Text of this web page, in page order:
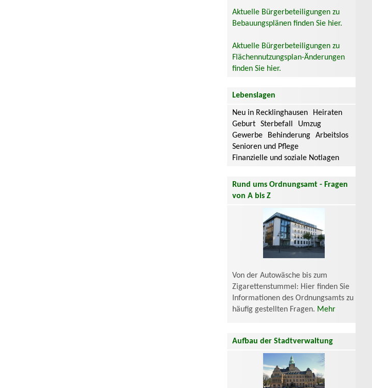
Aktuelle Bürgerbeteiligungen zu
Bebauungsplänen finden Sie hier.
Aktuelle Bürgerbeteiligungen zu
Flächennutzungsplan-Änderungen
finden Sie hier.
Lebenslagen
Neu in Recklinghausen
Heiraten
Geburt
Sterbefall
Umzug
Gewerbe
Behinderung
Arbeitslos
Senioren und Pflege
Finanzielle und soziale Notlagen
Rund ums Ordnungsamt - Fragen
von A bis Z
Von der Autowäsche bis zum
Zigarettenstummel: Hier finden Sie
Informationen des Ordnungsamts zu
häufig gestellten Fragen. Mehr
Aufbau der Stadtverwaltung